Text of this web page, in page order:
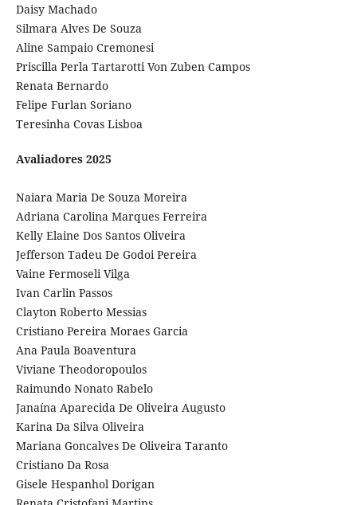
Daisy Machado
Silmara Alves De Souza
Aline Sampaio Cremonesi
Priscilla Perla Tartarotti Von Zuben Campos
Renata Bernardo
Felipe Furlan Soriano
Teresinha Covas Lisboa
Avaliadores 2025
Naiara Maria De Souza Moreira
Adriana Carolina Marques Ferreira
Kelly Elaine Dos Santos Oliveira
Jefferson Tadeu De Godoi Pereira
Vaine Fermoseli Vilga
Ivan Carlin Passos
Clayton Roberto Messias
Cristiano Pereira Moraes Garcia
Ana Paula Boaventura
Viviane Theodoropoulos
Raimundo Nonato Rabelo
Janaína Aparecida De Oliveira Augusto
Karina Da Silva Oliveira
Mariana Goncalves De Oliveira Taranto
Cristiano Da Rosa
Gisele Hespanhol Dorigan